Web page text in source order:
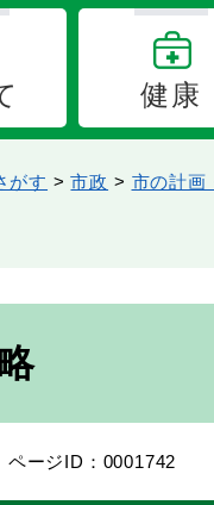
健康
がす >市政 > 市の計画
ページID：0001742